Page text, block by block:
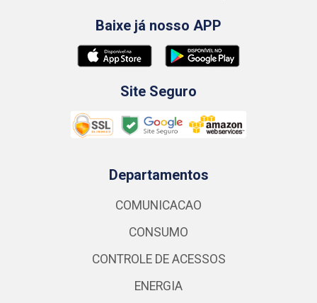
Baixe já nosso APP
Site Seguro
Departamentos
COMUNICACAO
CONSUMO
CONTROLE DE ACESSOS
ENERGIA